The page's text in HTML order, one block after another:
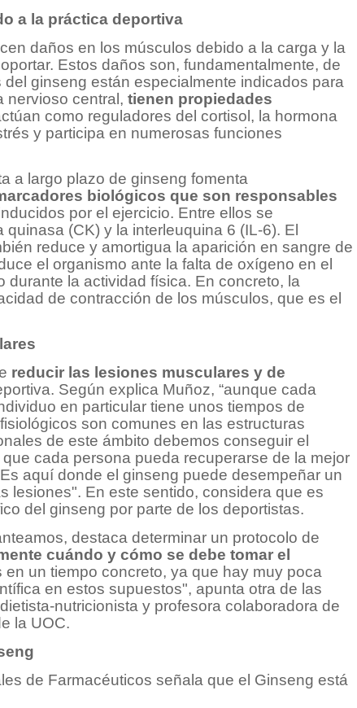
a la práctica deportiva
daños en los músculos debido a la carga y la
Estos daños son, fundamentalmente, de
ginseng están especialmente indicados para
nervioso central, tienen propiedades
como reguladores del cortisol, la hormona
y participa en numerosas funciones
a largo plazo de ginseng fomenta
biológicos que son responsables
por el ejercicio. Entre ellos se
(CK) y la interleuquina 6 (IL-6). El
reduce y amortigua la aparición en sangre de
el organismo ante la falta de oxígeno en el
la actividad física. En concreto, la
de contracción de los músculos, que es el
reducir las lesiones musculares y de
Según explica Muñoz, “aunque cada
en particular tiene unos tiempos de
son comunes en las estructuras
de este ámbito debemos conseguir el
cada persona pueda recuperarse de la mejor
aquí donde el ginseng puede desempeñar un
lesiones". En este sentido, considera que es
del ginseng por parte de los deportistas.
destaca determinar un protocolo de
cuándo y cómo se debe tomar el
un tiempo concreto, ya que hay muy poca
en estos supuestos", apunta otra de las
nutricionista y profesora colaboradora de
la UOC.
de Farmacéuticos señala que el Ginseng está